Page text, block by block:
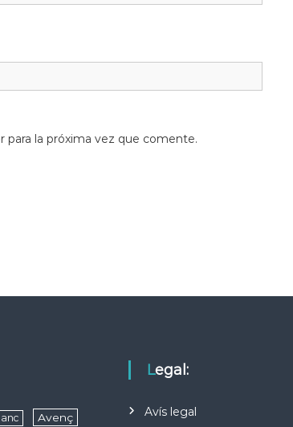
la próxima vez que comente.
anc Avenç
Legal:
Avís legal